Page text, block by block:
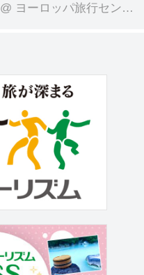
@ ヨーロッパ旅行センター